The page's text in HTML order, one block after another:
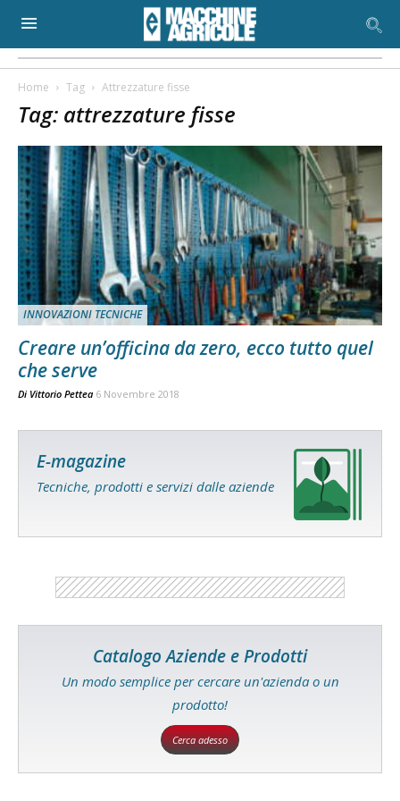
Home Tag Attrezzature fisse
Tag: attrezzature fisse
INNOVAZIONI TECNICHE
Creare un’officina da zero, ecco tutto quel
che serve
Di Vittorio Pettea 6 Novembre 2018
E-magazine
Tecniche, prodotti e servizi dalle aziende
Catalogo Aziende e Prodotti
Un modo semplice per cercare un'azienda o un
prodotto!
Cerca adesso